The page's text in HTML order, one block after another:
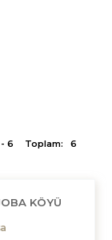
- 6
Toplam: 6
KÖYÜ